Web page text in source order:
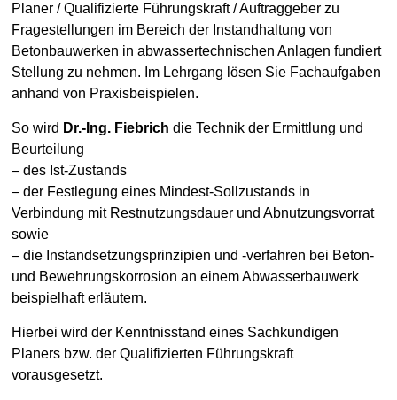
Planer / Qualifizierte Führungskraft / Auftraggeber zu
Fragestellungen im Bereich der Instandhaltung von
Betonbauwerken in abwassertechnischen Anlagen fundiert
Stellung zu nehmen. Im Lehrgang lösen Sie Fachaufgaben
anhand von Praxisbeispielen.
So wird Dr.-Ing. Fiebrich die Technik der Ermittlung und
Beurteilung
– des Ist-Zustands
– der Festlegung eines Mindest-Sollzustands in
Verbindung mit Restnutzungsdauer und Abnutzungsvorrat
sowie
– die Instandsetzungsprinzipien und -verfahren bei Beton-
und Bewehrungskorrosion an einem Abwasserbauwerk
beispielhaft erläutern.
Hierbei wird der Kenntnisstand eines Sachkundigen
Planers bzw. der Qualifizierten Führungskraft
vorausgesetzt.